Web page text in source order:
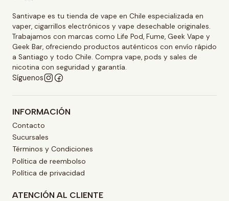
Santivape es tu tienda de vape en Chile especializada en
vaper, cigarrillos electrónicos y vape desechable originales.
Trabajamos con marcas como Life Pod, Fume, Geek Vape y
Geek Bar, ofreciendo productos auténticos con envío rápido
a Santiago y todo Chile. Compra vape, pods y sales de
nicotina con seguridad y garantía.
Síguenos
INFORMACIÓN
Contacto
Sucursales
Términos y Condiciones
Política de reembolso
Política de privacidad
ATENCIÓN AL CLIENTE